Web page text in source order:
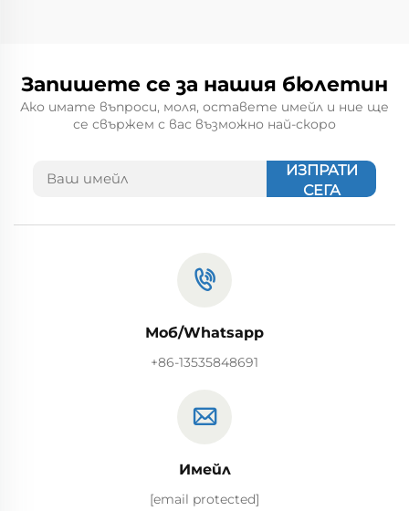
Запишете се за нашия бюлетин
Ако имате въпроси, моля, оставете имейл и ние ще
се свържем с вас възможно най-скоро
ИЗПРАТИ
СЕГА
Моб/Whatsapp
+86-13535848691
Имейл
[email protected]